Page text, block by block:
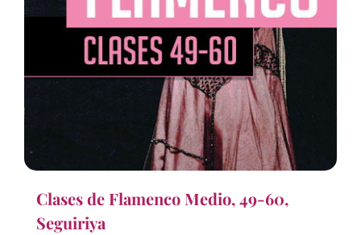
Clases de Flamenco Medio, 49-60,
Seguiriya